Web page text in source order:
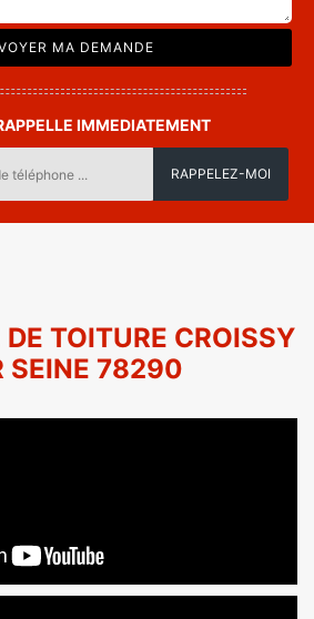
IMMEDIATEMENT
TOITURE CROISSY
SEINE 78290